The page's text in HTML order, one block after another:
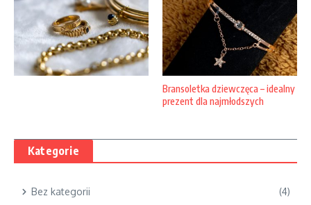
Bransoletka dziewczęca – idealny
prezent dla najmłodszych
Kategorie
Bez kategorii (4)